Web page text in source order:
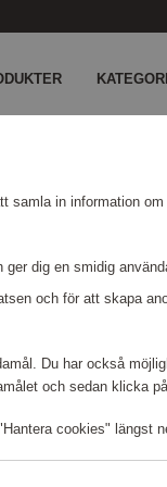
samla in information
dig en smidig
och för att skapa
Du har också
och sedan klicka
cookies" längst